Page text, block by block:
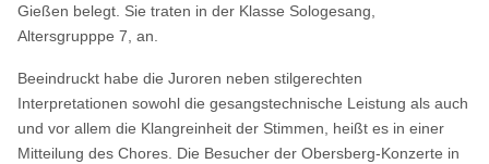
Gießen belegt. Sie traten in der Klasse Sologesang,
Altersgrupppe 7, an.
Beeindruckt habe die Juroren neben stilgerechten
Interpretationen sowohl die gesangstechnische Leistung als auch
und vor allem die Klangreinheit der Stimmen, heißt es in einer
Mitteilung des Chores. Die Besucher der Obersberg-Konzerte in